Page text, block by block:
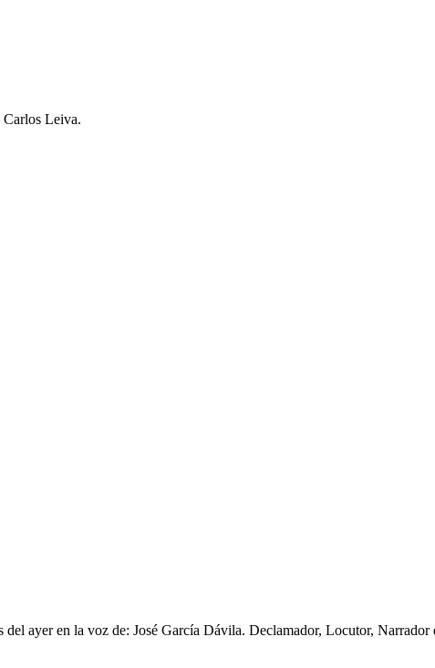
Carlos Leiva.
ayer en la voz de: José García Dávila. Declamador, Locutor, Narrador